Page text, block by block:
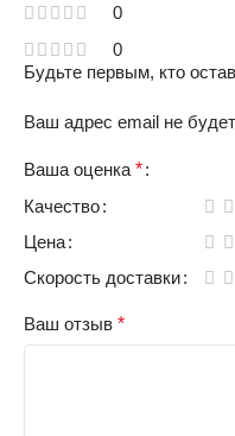
0
0
Будьте первым, кто
Ваш адрес email не
Ваша оценка *
Качество
Цена
Скорость доставки
Ваш отзыв *